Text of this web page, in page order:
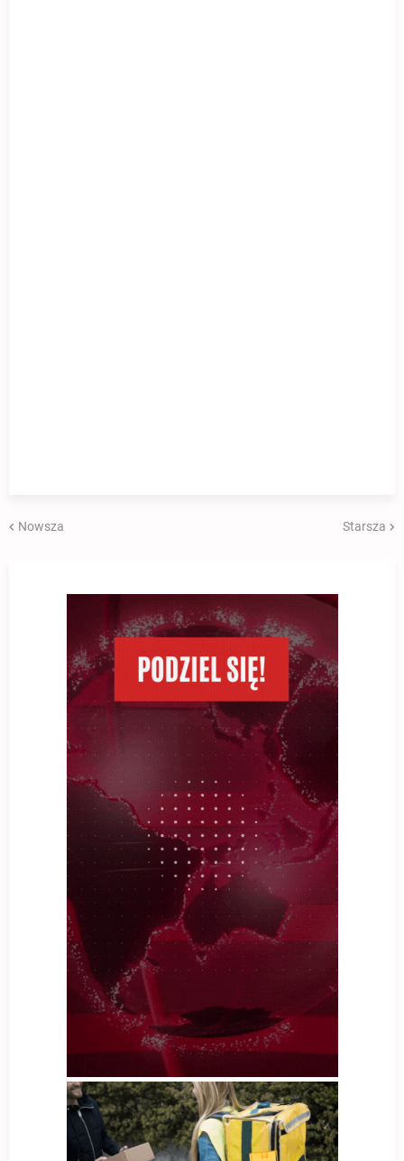
Nowsza Starsza